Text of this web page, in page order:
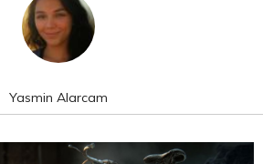
Yasmin Alarcam